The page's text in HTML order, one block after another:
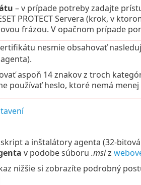
– v prípade potreby zadajte
PROTECT Servera (krok, v
frázou. V opačnom prípade
nesmie obsahovať
aspoň 14 znakov z troch
používať heslo, ktoré nemá menej
a inštalátory agenta
v podobe súboru .msiz
nižšie si zobrazíte podrobný